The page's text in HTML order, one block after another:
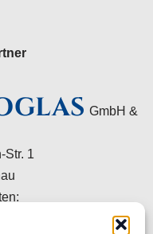
GmbH &
Str. 1
Uhr